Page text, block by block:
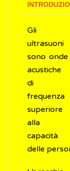
Gli
ultrasuoni
sono onde
acustiche
di
frequenza
superiore
alla
capacità
delle